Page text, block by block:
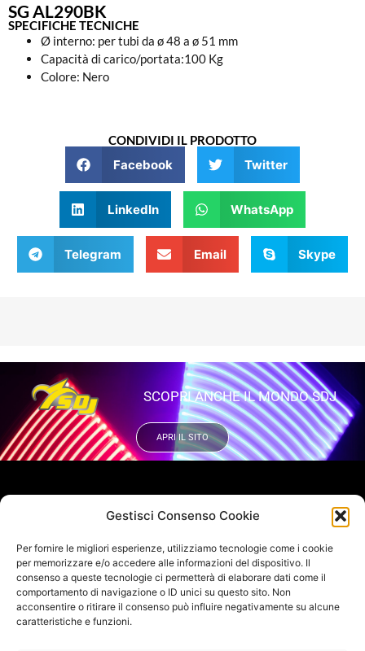
Gestisci Consenso Cookie
Per fornire le migliori esperienze, utilizziamo tecnologie come i cookie
per memorizzare e/o accedere alle informazioni del dispositivo. Il
consenso a queste tecnologie ci permetterà di elaborare dati come il
comportamento di navigazione o ID unici su questo sito. Non
acconsentire o ritirare il consenso può influire negativamente su alcune
caratteristiche e funzioni.
SG AL290BK
SPECIFICHE TECNICHE
Ø interno: per tubi da ø 48 a ø 51 mm
Capacità di carico/portata:100 Kg
Colore: Nero
CONDIVIDI IL PRODOTTO
Facebook Twitter
LinkedIn WhatsApp
Telegram Email Skype
SCOPRI ANCHE IL MONDO SDJ
APRI IL SITO
VUOI RIMANERE AGGIORNATO?
Iscriviti alla newsletter
SEGUICI SUI NOSTRI SOCIAL